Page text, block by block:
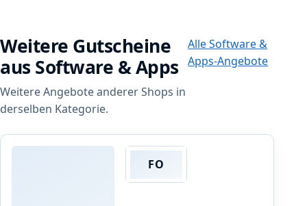
Weitere Gutscheine
aus Software & Apps
Weitere Angebote anderer Shops in
derselben Kategorie.
Alle Software &
Apps-Angebote
FO